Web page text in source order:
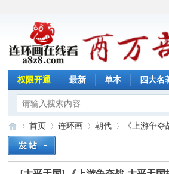
权限开通 最新 单本 四大名
首页 连环画 朝代 《上游争